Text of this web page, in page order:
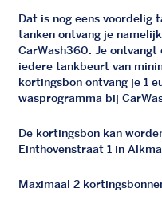
Dat is nog eens voordelig
tanken ontvang je
CarWash360. Je
iedere tankbeurt van
kortingsbon ontvang je 1
wasprogramma bij
De kortingsbon kan
Einthovenstraat 1 in
Maximaal 2